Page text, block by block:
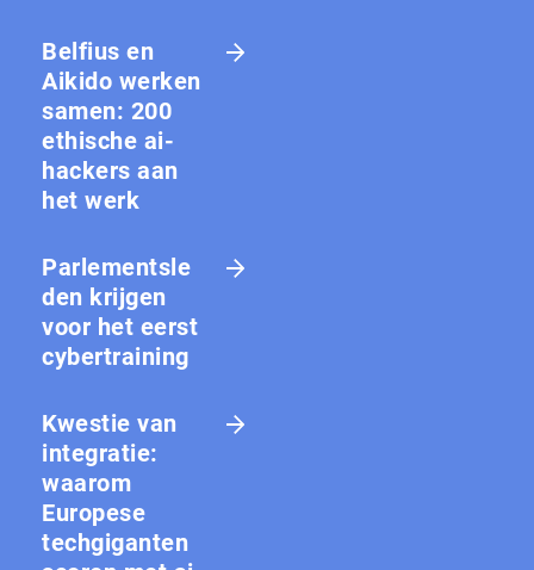
Belfius en
Aikido werken
samen: 200
ethische ai-
hackers aan
het werk
Parlementsle
den krijgen
voor het eerst
cybertraining
Kwestie van
integratie:
waarom
Europese
techgiganten